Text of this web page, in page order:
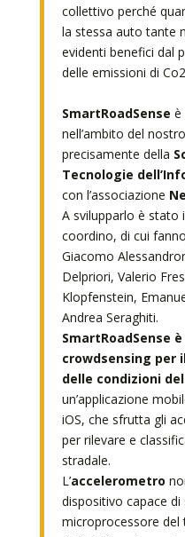
collettivo perché
la stessa auto tante
evidenti benefici dal
delle emissioni di
SmartRoadSense è
nell’ambito del
precisamente della
Tecnologie
con l’associazione
A svilupparlo è stato
coordino, di cui
Giacomo
Delpriori, Valerio
Klopfenstein,
Andrea Seraghiti.
SmartRoadSense
crowdsensing per
delle condizioni
un’applicazione
iOS, che sfrutta gli
per rilevare e
stradale.
L’accelerometro
dispositivo capace di
microprocessore